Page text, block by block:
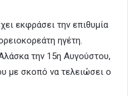
εκφράσει την επιθυμία
ηγέτη.
την 15η Αυγούστου,
με σκοπό να τελειώσει ο